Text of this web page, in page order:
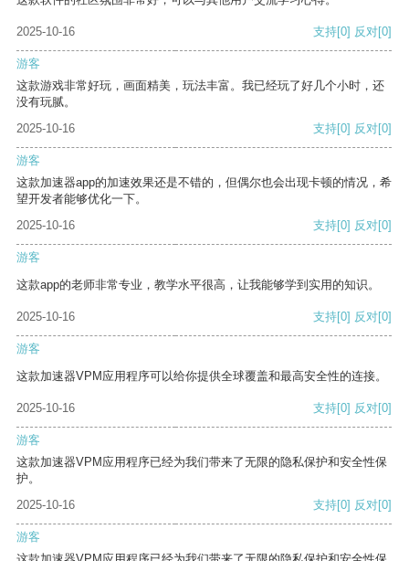
2025-10-16 支持[0] 反对[0]
游客
这款游戏非常好玩，画面精美，玩法丰富。我已经玩了好几个小时，还
没有玩腻。
2025-10-16
支持[0] 反对[0]
游客
这款加速器app的加速效果还是不错的，但偶尔也会出现卡顿的情况，希
望开发者能够优化一下。
2025-10-16
支持[0] 反对[0]
游客
这款app的老师非常专业，教学水平很高，让我能够学到实用的知识。
2025-10-16 支持[0] 反对[0]
游客
这款加速器VPM应用程序可以给你提供全球覆盖和最高安全性的连接。
2025-10-16 支持[0] 反对[0]
游客
这款加速器VPM应用程序已经为我们带来了无限的隐私保护和安全性保
护。
2025-10-16
支持[0] 反对[0]
游客